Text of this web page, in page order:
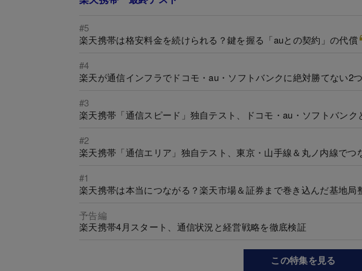
#5
楽天携帯は格安料金を続けられる？鍵を握る「auとの契約」の代償
#4
楽天が通信インフラでドコモ・au・ソフトバンクに絶対勝てない2
#3
楽天携帯「通信スピード」独自テスト、ドコモ・au・ソフトバンク
#2
楽天携帯「通信エリア」独自テスト、東京・山手線＆丸ノ内線でつ
#1
楽天携帯は本当につながる？楽天市場＆証券まで巻き込んだ基地局
予告編
楽天携帯4月スタート、通信状況と経営戦略を徹底検証
この特集を見る